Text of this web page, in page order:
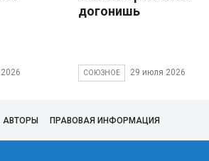
догонишь
СОЮЗНОЕ 29 июля 2026
АВТОРЫ ПРАВОВАЯ ИНФОРМАЦИЯ